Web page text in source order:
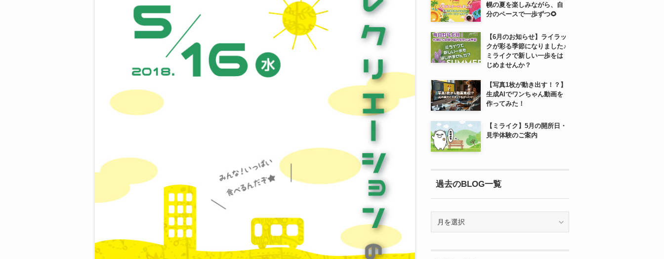
幌の夏を楽しみながら、自
分のペースで一歩ずつ🌻
【6月のお知らせ】ライラッ
クが彩る季節になりました♪
ミライクで新しい一歩をは
じめませんか？
【写真1枚が動き出す！？】
生成AIでワンちゃん動画を
作ってみた！
【ミライク】5月の開所日・
見学体験のご案内
過去のBLOG一覧
BLOG